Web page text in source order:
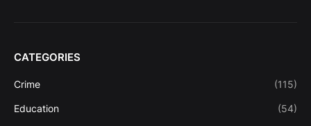
CATEGORIES
Crime (115)
Education (54)